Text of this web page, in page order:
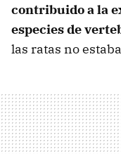
contribuido a la
especies de
las ratas no